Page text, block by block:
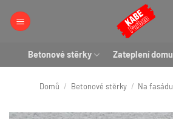
Betonové stěrky Zateplení domu
Domů / Betonové stěrky / Na fasádu